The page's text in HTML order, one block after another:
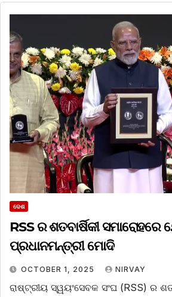
ଦେଶ
RSS ର ଶତବାର୍ଷିକୀ
ପ୍ରଧାନମନ୍ତ୍ରୀ ମୋଦି
OCTOBER 1, 2025 NIRVAY
ରାଷ୍ଟ୍ରୀୟ ସ୍ୱୟଂସେବକ ସଂଘ (RSS) ର